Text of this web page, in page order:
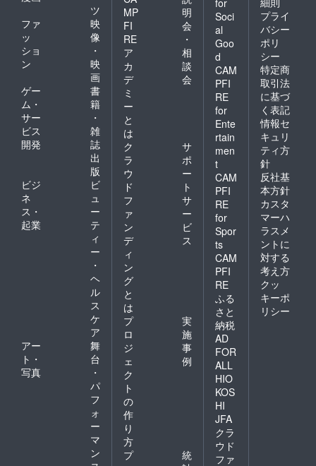
ツ
ファ
ッ
ショ
ン
映
像
・
映
画
ゲー
ム・
サー
ビス
開発
書
籍
・
雑
誌
出
版
ビジ
ネ
ス・
起業
ビ
ュ
ー
テ
ィ
ー
・
ヘ
ル
ス
ケ
ア
アー
ト・
写真
舞
台
・
パ
フ
ォ
ー
マ
ン
MP
FI
RE
ア
カ
デ
ミ
ー
と
は
明
会
・
相
談
会
ク
ラ
ウ
ド
フ
ァ
ン
デ
ィ
ン
グ
と
は
サ
ポ
ー
ト
サ
ー
ビ
ス
プ
ロ
ジ
ェ
ク
ト
の
作
り
方
実
施
事
例
プ
統
for
Soci
al
Goo
d
CAM
PFI
RE
for
Ente
rtain
men
t
CAM
PFI
RE
for
Spor
ts
CAM
PFI
RE
ふる
さと
納税
AD
FOR
ALL
HIO
KOS
HI
JFA
クラ
ウド
ファ
プライ
バシー
ポリ
シー
特定商
取引法
に基づ
く表記
情報セ
キュリ
ティ方
針
反社基
本方針
カスタ
マーハ
ラスメ
ントに
対する
考え方
クッ
キーポ
リシー